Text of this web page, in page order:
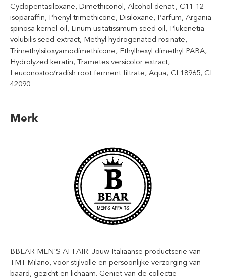
Cyclopentasiloxane, Dimethiconol, Alcohol denat., C11-12
isoparaffin, Phenyl trimethicone, Disiloxane, Parfum, Argania
spinosa kernel oil, Linum usitatissimum seed oil, Plukenetia
volubilis seed extract, Methyl hydrogenated rosinate,
Trimethylsiloxyamodimethicone, Ethylhexyl dimethyl PABA,
Hydrolyzed keratin, Trametes versicolor extract,
Leuconostoc/radish root ferment filtrate, Aqua, CI 18965, CI
42090
Merk
BBEAR MEN'S AFFAIR: Jouw Italiaanse productserie van
TMT-Milano, voor stijlvolle en persoonlijke verzorging van
baard, gezicht en lichaam. Geniet van de collectie